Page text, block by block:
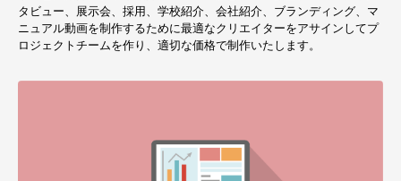
タビュー、展示会、採用、学校紹介、会社紹介、ブランディング、マ
ニュアル動画を制作するために最適なクリエイターをアサインしてプ
ロジェクトチームを作り、適切な価格で制作いたします。